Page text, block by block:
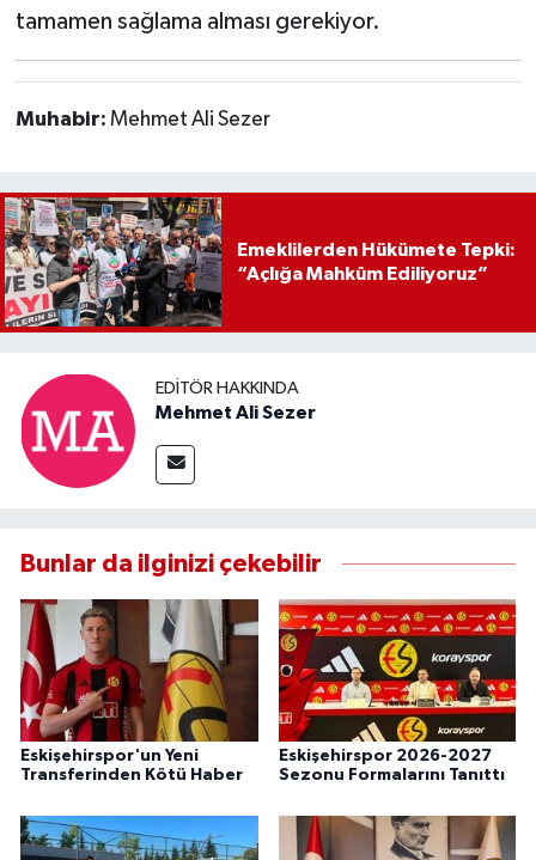
tamamen sağlama alması gerekiyor.
Muhabir: Mehmet Ali Sezer
Emeklilerden Hükümete Tepki:
“Açlığa Mahkûm Ediliyoruz”
EDITÖR HAKKINDA
Mehmet Ali Sezer
Bunlar da ilginizi çekebilir
Eskişehirspor'un Yeni
Transferinden Kötü Haber
Eskişehirspor 2026-2027
Sezonu Formalarını Tanıttı